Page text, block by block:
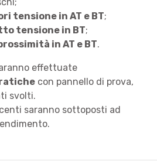
tensione in AT e BT;
tensione in BT;
in AT e BT.
effettuate
con pannello di prova,
svolti.
saranno sottoposti ad